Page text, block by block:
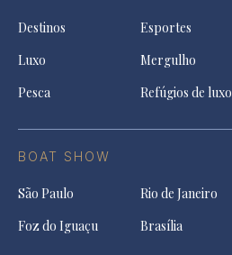
Destinos Esportes
Luxo
Mergulho
Pesca
Refúgios de luxo
BOAT SHOW
São Paulo Rio de Janeiro
Foz do Iguaçu
Brasília